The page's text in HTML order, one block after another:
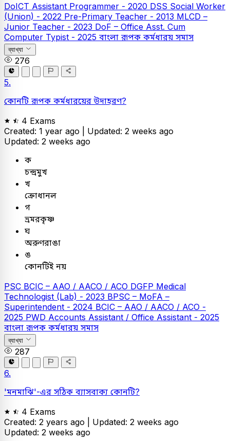
DoICT Assistant Programmer - 2020 DSS Social Worker
(Union) - 2022 Pre-Primary Teacher - 2013 MLCD –
Junior Teacher - 2023 DoF – Office Asst. Cum
Computer Typist - 2025 বাংলা রূপক কর্মধারয় সমাস
ব্যাখ্যা
276
5.
কোনটি রূপক কর্মধারয়ের উদাহরণ?
4 Exams
Created: 1 year ago | Updated: 2 weeks ago
Updated: 2 weeks ago
ক
চন্দ্রমুখ
খ
ক্রোধানল
গ
ভ্রমরকৃষ্ণ
ঘ
অরুণরাঙা
ঙ
কোনটিই নয়
PSC BCIC – AAO / AACO / ACO DGFP Medical
Technologist (Lab) - 2023 BPSC – MoFA –
Superintendent - 2024 BCIC – AAO / AACO / ACO -
2025 PWD Accounts Assistant / Office Assistant - 2025
বাংলা রূপক কর্মধারয় সমাস
ব্যাখ্যা
287
6.
'মনমাঝি'-এর সঠিক ব্যাসবাক্য কোনটি?
4 Exams
Created: 2 years ago | Updated: 2 weeks ago
Updated: 2 weeks ago